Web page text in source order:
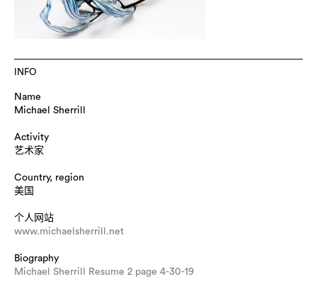
INFO
Name
Michael Sherrill
Activity
艺术家
Country, region
美国
个人网站
www.michaelsherrill.net
Biography
Michael Sherrill Resume 2 page 4-30-19